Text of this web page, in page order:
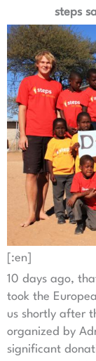
steps
[:en]
10 days ago,
took the
us shortly after
organized by
significant